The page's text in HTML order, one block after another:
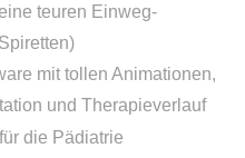
teuren Einweg-
mit tollen Animationen,
und Therapieverlauf
die Pädiatrie